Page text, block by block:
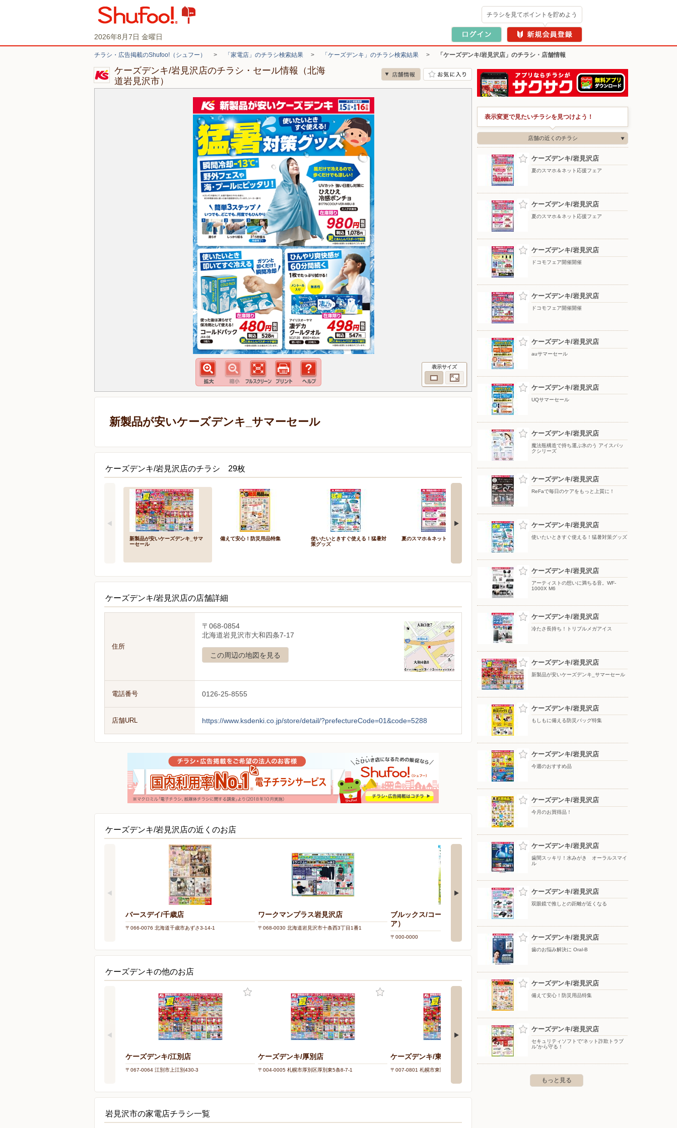
2026年8月7日 金曜日
チラシを見てポイントを貯めよう
チラシ・広告掲載のShufoo!（シュフー） > 「家電店」のチラシ検索結果 > 「ケーズデンキ」のチラシ検索結果 > 「ケーズデンキ/岩見沢店」のチラシ・店舗情報
ケーズデンキ/岩見沢店のチラシ・セール情報（北海
道岩見沢市）
表示サイズ
新製品が安いケーズデンキ_サマーセール
ケーズデンキ/岩見沢店のチラシ 29枚
新製品が安いケーズデンキ_サマ
ーセール
備えて安心！防災用品特集
使いたいときすぐ使える！猛暑対
策グッズ
夏のスマホ＆ネット応援フェア 夏のスマホ＆ネット応援フェア ドコモフェア開催開催
ケーズデンキ/岩見沢店の店舗詳細
住所
〒068-0854
北海道岩見沢市大和四条7-17
この周辺の地図を見る
電話番号 0126-25-8555
店舗URL https://www.ksdenki.co.jp/store/detail/?prefectureCode=01&code=5288
ケーズデンキ/岩見沢店の近くのお店
バースデイ/千歳店
〒066-0076 北海道千歳市あずさ3-14-1
ワークマンプラス岩見沢店
〒068-0030 北海道岩見沢市十条西3丁目1番1
ブルックス/コーヒー通販（北海道エリ
ア）
〒000-0000
〒068-0854 北海道岩見沢市大和4条8-1
ケーズデンキの他のお店
ケーズデンキ/江別店
〒067-0064 江別市上江別430-3
ケーズデンキ/厚別店
〒004-0005 札幌市厚別区厚別東5条8-7-1
ケーズデンキ/東苗穂店
〒007-0801 札幌市東区東苗穂1条3-1-15
岩見沢市の家電店チラシ一覧
表示変更で見たいチラシを見つけよう！
店舗の近くのチラシ
ケーズデンキ/岩見沢店
夏のスマホ＆ネット応援フェア
ケーズデンキ/岩見沢店
夏のスマホ＆ネット応援フェア
ケーズデンキ/岩見沢店
ドコモフェア開催開催
ケーズデンキ/岩見沢店
ドコモフェア開催開催
ケーズデンキ/岩見沢店
auサマーセール
ケーズデンキ/岩見沢店
UQサマーセール
ケーズデンキ/岩見沢店
魔法瓶構造で持ち運ぶ氷のう アイスパッ
クシリーズ
ケーズデンキ/岩見沢店
ReFaで毎日のケアをもっと上質に！
ケーズデンキ/岩見沢店
使いたいときすぐ使える！猛暑対策グッズ
ケーズデンキ/岩見沢店
アーティストの想いに満ちる音。WF-
1000X M6
ケーズデンキ/岩見沢店
冷たさ長持ち！トリプルメガアイス
ケーズデンキ/岩見沢店
新製品が安いケーズデンキ_サマーセール
ケーズデンキ/岩見沢店
もしもに備える防災バッグ特集
ケーズデンキ/岩見沢店
今週のおすすめ品
ケーズデンキ/岩見沢店
今月のお買得品！
ケーズデンキ/岩見沢店
歯間スッキリ！水みがき オーラルスマイ
ル
ケーズデンキ/岩見沢店
双眼鏡で推しとの距離が近くなる
ケーズデンキ/岩見沢店
歯のお悩み解決に Oral-B
ケーズデンキ/岩見沢店
備えて安心！防災用品特集
ケーズデンキ/岩見沢店
セキュリティソフトで“ネット詐欺トラブ
ル”から守る！
もっと見る